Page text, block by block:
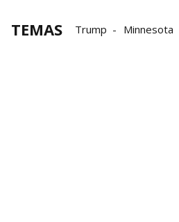
TEMAS Trump Minnesota